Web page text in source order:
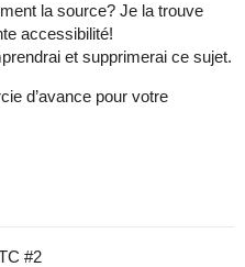
la source? Je la trouve
accessibilité!
et supprimerai ce sujet.
d’avance pour votre
#2